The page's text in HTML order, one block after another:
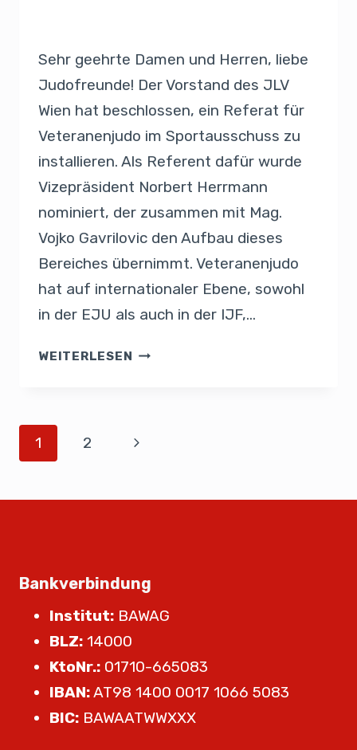
Sehr geehrte Damen und Herren, liebe
Judofreunde! Der Vorstand des JLV
Wien hat beschlossen, ein Referat für
Veteranenjudo im Sportausschuss zu
installieren. Als Referent dafür wurde
Vizepräsident Norbert Herrmann
nominiert, der zusammen mit Mag.
Vojko Gavrilovic den Aufbau dieses
Bereiches übernimmt. Veteranenjudo
hat auf internationaler Ebene, sowohl
in der EJU als auch in der IJF,…
WEITERLESEN
1 2
Bankverbindung
Institut: BAWAG
BLZ: 14000
KtoNr.: 01710-665083
IBAN:AT98 1400 0017 1066 5083
BIC: BAWAATWWXXX